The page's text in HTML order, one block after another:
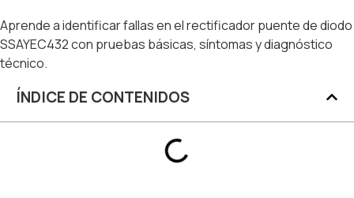
Aprende a identificar fallas en el rectificador puente de diodo
SSAYEC432 con pruebas básicas, síntomas y diagnóstico
técnico.
ÍNDICE DE CONTENIDOS